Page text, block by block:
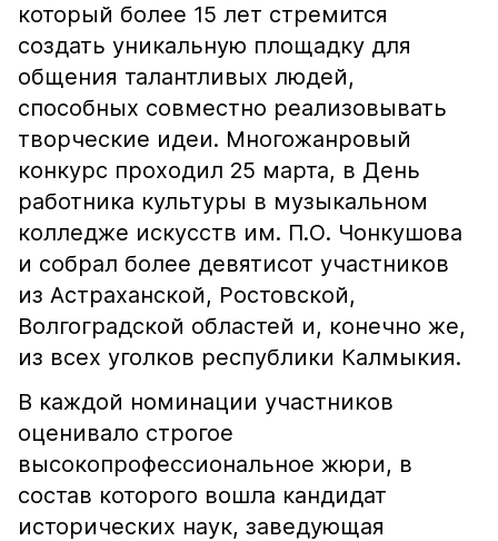
который более 15 лет стремится
создать уникальную площадку для
общения талантливых людей,
способных совместно реализовывать
творческие идеи. Многожанровый
конкурс проходил 25 марта, в День
работника культуры в музыкальном
колледже искусств им. П.О. Чонкушова
и собрал более девятисот участников
из Астраханской, Ростовской,
Волгоградской областей и, конечно же,
из всех уголков республики Калмыкия.
В каждой номинации участников
оценивало строгое
высокопрофессиональное жюри, в
состав которого вошла кандидат
исторических наук, заведующая